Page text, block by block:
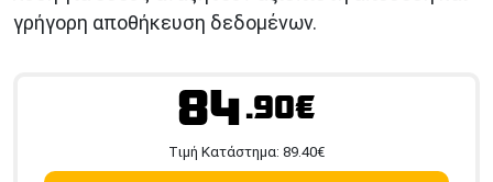
γρήγορη αποθήκευση δεδομένων.
84.90€
Tιμή Κατάστημα: 89.40€